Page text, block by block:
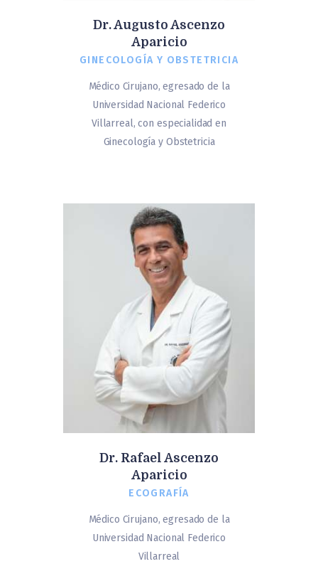
Dr. Augusto Ascenzo
Aparicio
GINECOLOGÍA Y OBSTETRICIA
Médico Cirujano, egresado de la
Universidad Nacional Federico
Villarreal, con especialidad en
Ginecología y Obstetricia
Dr. Rafael Ascenzo
Aparicio
ECOGRAFÍA
Médico Cirujano, egresado de la
Universidad Nacional Federico
Villarreal